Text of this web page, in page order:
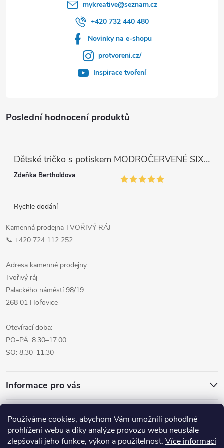
Používáme cookies, abychom Vám umožnili pohodlné
prohlížení webu a díky analýze provozu webu neustále
zlepšovali jeho funkce, výkon a použitelnost. Více informací
Poslední hodnocení produktů
Dětské tričko s potiskem MODROČERVENÉ SIX SEVEN 67
Zdeňka Bertholdova
Rychle dodání
Kamenná prodejna TVOŘIVÝ RÁJ
📞 +420 724 112 252
Adresa kamenné prodejny:
Tvořivý ráj
Palackého náměstí 98/19
268 01 Hořovice
Otevírací doba:
PO–PÁ: 8.30–17.00
SO: 8.30–11.30
Informace pro vás
mykreative@seznam.cz
+420 732 440 480
Novinky na e-shopu
protvoreni.cz/
Inspirace tvoření
Přijímáme online platby